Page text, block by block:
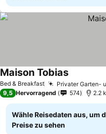
Bed & Breakfast Privater Garten-
Maison Tobias
9,5 Hervorragend 574 2.2
Wähle Reisedaten aus, um
Preise zu sehen